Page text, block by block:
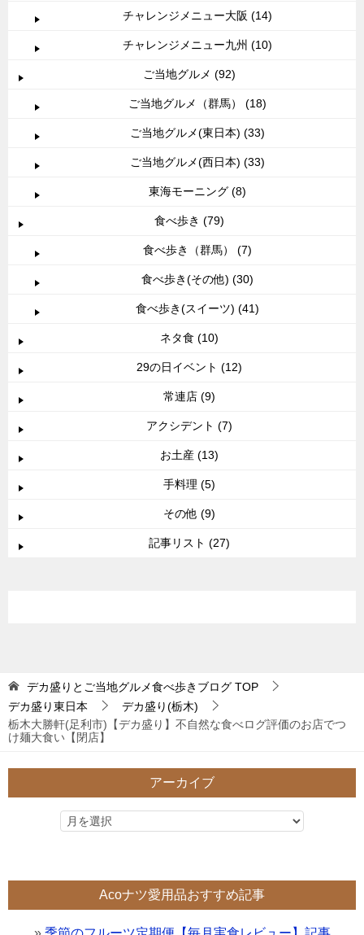
チャレンジメニュー大阪 (14)
チャレンジメニュー九州 (10)
ご当地グルメ (92)
ご当地グルメ（群馬） (18)
ご当地グルメ(東日本) (33)
ご当地グルメ(西日本) (33)
東海モーニング (8)
食べ歩き (79)
食べ歩き（群馬） (7)
食べ歩き(その他) (30)
食べ歩き(スイーツ) (41)
ネタ食 (10)
29の日イベント (12)
常連店 (9)
アクシデント (7)
お土産 (13)
手料理 (5)
その他 (9)
記事リスト (27)
デカ盛りとご当地グルメ食べ歩きブログ TOP
デカ盛り東日本
デカ盛り(栃木)
栃木大勝軒(足利市)【デカ盛り】不自然な食べログ評価のお店でつ
け麺大食い【閉店】
アーカイブ
Acoナツ愛用品おすすめ記事